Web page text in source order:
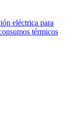
eléctrica para
térmicos